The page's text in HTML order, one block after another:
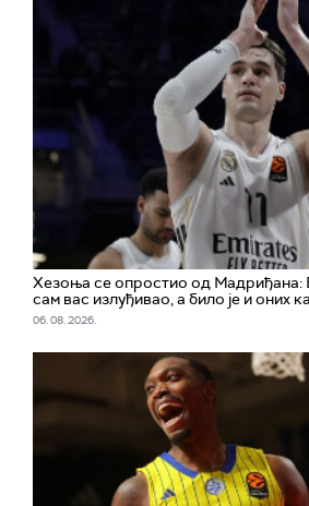
Хезоња се опростио од Мадриђана:
сам вас излуђивао, а било је и оних
06. 08. 2026.